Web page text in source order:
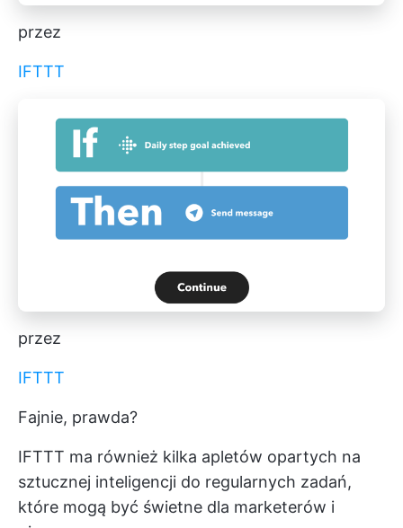
przez
IFTTT
przez
IFTTT
Fajnie, prawda?
IFTTT ma również kilka apletów opartych na
sztucznej inteligencji do regularnych zadań,
które mogą być świetne dla marketerów i